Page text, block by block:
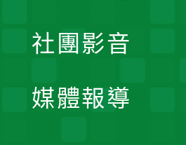
社團影音
媒體報導